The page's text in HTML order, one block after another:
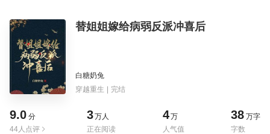
替姐姐嫁给病弱反派冲喜后
白糖奶兔
穿越重生 | 完结
9.0 分
44人点评
3万人
正在阅读
4万
人气值
38 万字
字数